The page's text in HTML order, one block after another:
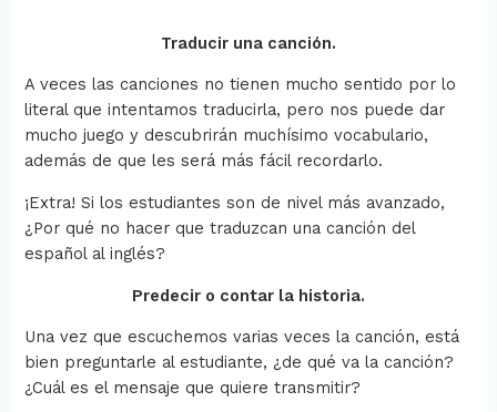
Traducir una canción.
A veces las canciones no tienen mucho sentido por lo
literal que intentamos traducirla, pero nos puede dar
mucho juego y descubrirán muchísimo vocabulario,
además de que les será más fácil recordarlo.
¡Extra! Si los estudiantes son de nivel más avanzado,
¿Por qué no hacer que traduzcan una canción del
español al inglés?
Predecir o contar la historia.
Una vez que escuchemos varias veces la canción, está
bien preguntarle al estudiante, ¿de qué va la canción?
¿Cuál es el mensaje que quiere transmitir?